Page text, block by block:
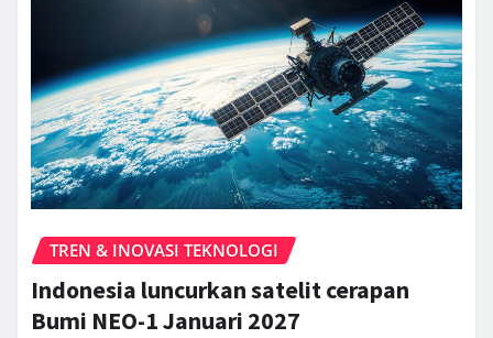
TREN & INOVASI TEKNOLOGI
Indonesia luncurkan satelit cerapan
Bumi NEO-1 Januari 2027